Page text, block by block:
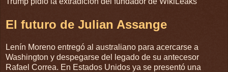
El futuro de Julian Assange
Lenín Moreno entregó al australiano para acercarse a
Washington y despegarse del legado de su antecesor
Rafael Correa. En Estados Unidos ya se presentó una